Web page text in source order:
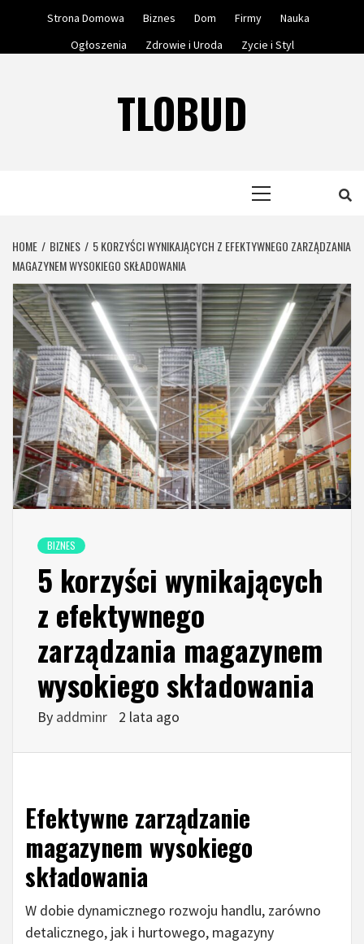
Strona Domowa Biznes Dom Firmy
Nauka
Ogłoszenia
Zdrowie i Uroda Zycie i Styl
TLOBUD
HOME BIZNES
5 KORZYŚCI WYNIKAJĄCYCH Z EFEKTYWNEGO ZARZĄDZANIA
MAGAZYNEM WYSOKIEGO SKŁADOWANIA
BIZNES
5 korzyści wynikających
z efektywnego
zarządzania magazynem
wysokiego składowania
By addminr 2 lata ago
Efektywne zarządzanie
magazynem wysokiego
składowania
W dobie dynamicznego rozwoju handlu, zarówno
detalicznego, jak i hurtowego, magazyny